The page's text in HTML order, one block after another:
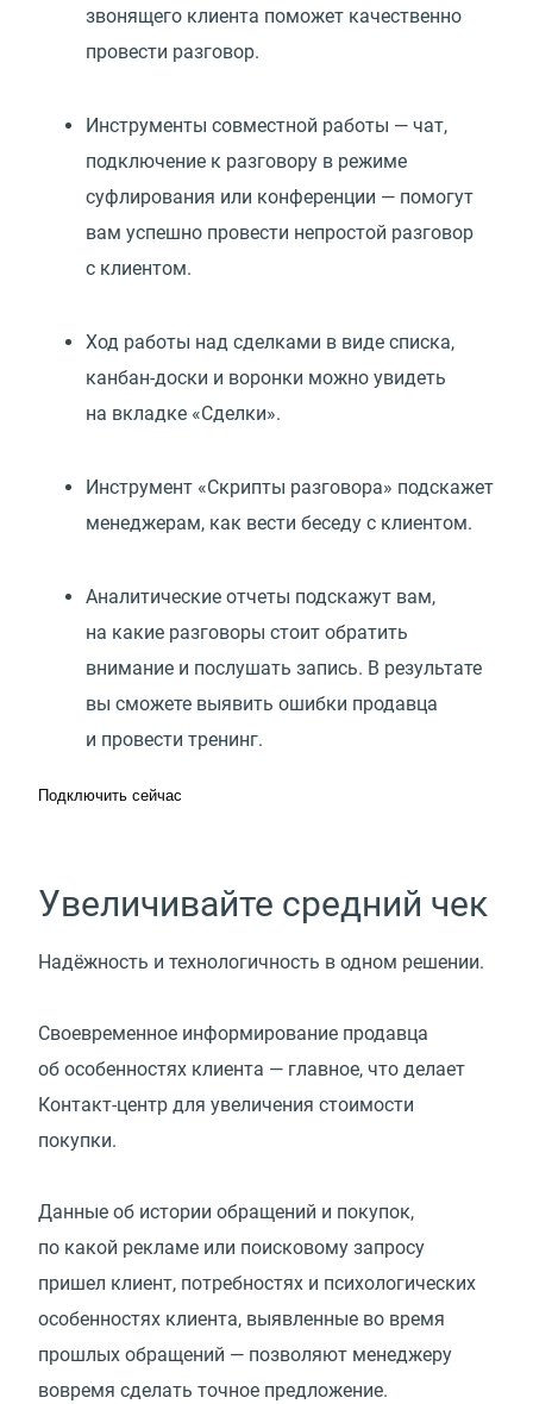
звонящего клиента поможет качественно
провести разговор.
Инструменты совместной работы — чат,
подключение к разговору в режиме
суфлирования или конференции — помогут
вам успешно провести непростой разговор
с клиентом.
Ход работы над сделками в виде списка,
канбан-доски и воронки можно увидеть
на вкладке «Сделки».
Инструмент «Скрипты разговора» подскажет
менеджерам, как вести беседу с клиентом.
Аналитические отчеты подскажут вам,
на какие разговоры стоит обратить
внимание и послушать запись. В результате
вы сможете выявить ошибки продавца
и провести тренинг.
Подключить сейчас
Увеличивайте средний чек
Надёжность и технологичность в одном решении.
Своевременное информирование продавца
об особенностях клиента — главное, что делает
Контакт-центр для увеличения стоимости
покупки.
Данные об истории обращений и покупок,
по какой рекламе или поисковому запросу
пришел клиент, потребностях и психологических
особенностях клиента, выявленные во время
прошлых обращений — позволяют менеджеру
вовремя сделать точное предложение.